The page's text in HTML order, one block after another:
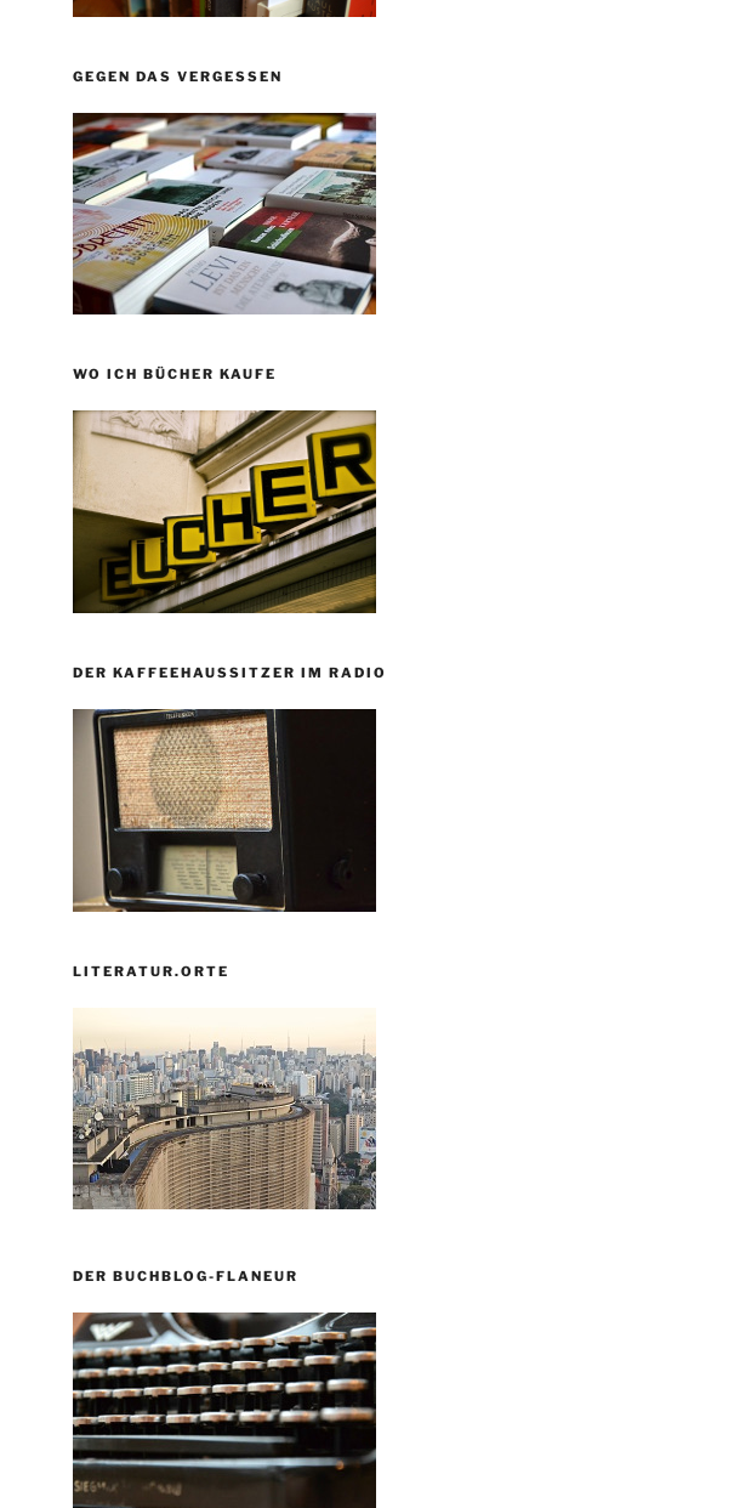
GEGEN DAS VERGESSEN
WO ICH BÜCHER KAUFE
DER KAFFEEHAUSSITZER IM RADIO
LITERATUR.ORTE
DER BUCHBLOG-FLANEUR